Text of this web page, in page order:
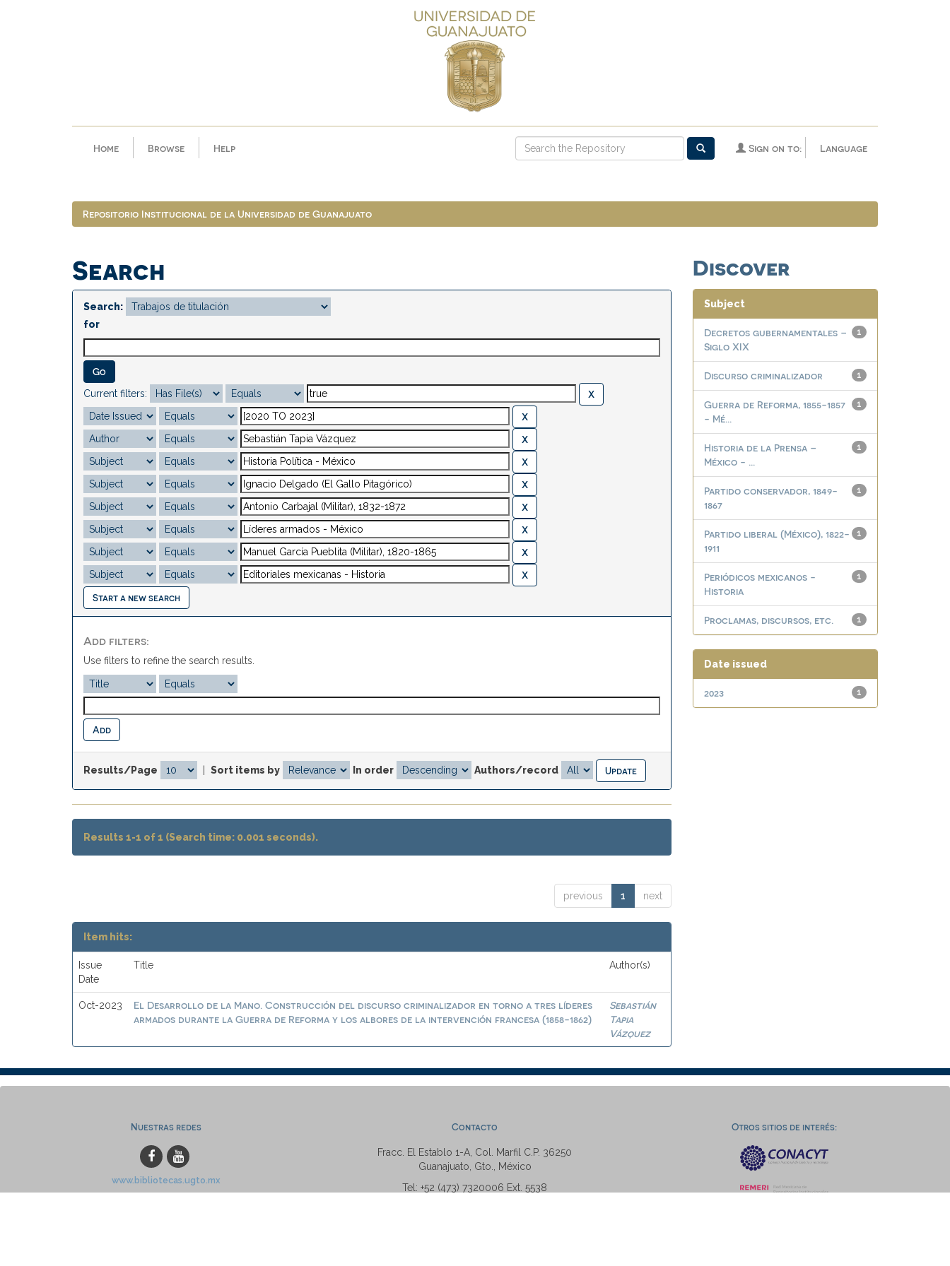
Home Browse Help Language
Sign on to:
Repositorio Institucional de la Universidad de Guanajuato
Search
Search:
for
Current filters:
Start a new search
Add filters:
Use filters to refine the search results.
Results/Page Sort items by In order Authors/record
Results 1-1 of 1 (Search time: 0.001 seconds).
previous 1 next
Item hits:
Issue
Date
Title Author(s)
Oct-2023
El Desarrollo de la Mano. Construcción del discurso criminalizador en torno a tres líderes
armados durante la Guerra de Reforma y los albores de la intervención francesa (1858-1862)
Sebastián
Tapia
Vázquez
Discover
Subject
1
Decretos gubernamentales –
Siglo XIX
1
Discurso criminalizador
1
Guerra de Reforma, 1855-1857
- Mé...
1
Historia de la Prensa –
México - ...
1
Partido conservador, 1849-
1867
1
Partido liberal (México), 1822-
1911
1
Periódicos mexicanos -
Historia
1
Proclamas, discursos, etc.
Date issued
1
2023
Nuestras redes
www.bibliotecas.ugto.mx
Contacto
Fracc. El Establo 1-A, Col. Marfil C.P. 36250
Guanajuato, Gto., México
Tel: +52 (473) 7320006 Ext. 5538
Otros sitios de interés: